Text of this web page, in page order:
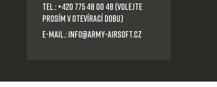
Tel.: +420 775 48 00 48 (volejte
prosím v otevírací dobu)
E-mail.: info@army-airsoft.cz